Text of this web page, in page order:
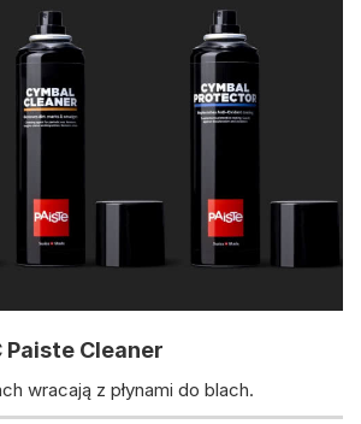
Paiste Cleaner
wracają z płynami do blach.